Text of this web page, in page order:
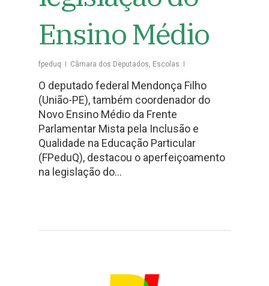
Ensino Médio
fpeduq Câmara dos Deputados, Escolas
O deputado federal Mendonça Filho
(União-PE), também coordenador do
Novo Ensino Médio da Frente
Parlamentar Mista pela Inclusão e
Qualidade na Educação Particular
(FPeduQ), destacou o aperfeiçoamento
na legislação do…